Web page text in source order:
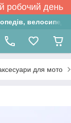
робочий день
для мото